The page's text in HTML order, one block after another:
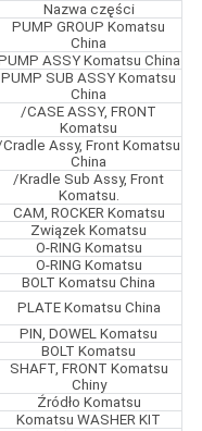
Nazwa części
PUMP GROUP Komatsu
China
ASSY Komatsu China
PUMP SUB ASSY Komatsu
China
/CASE ASSY, FRONT
Komatsu
Assy, Front Komatsu
China
/Kradle Sub Assy, Front
Komatsu.
CAM, ROCKER Komatsu
Związek Komatsu
O-RING Komatsu
O-RING Komatsu
BOLT Komatsu China
PLATE Komatsu China
PIN, DOWEL Komatsu
BOLT Komatsu
SHAFT, FRONT Komatsu
Chiny
Źródło Komatsu
Komatsu WASHER KIT